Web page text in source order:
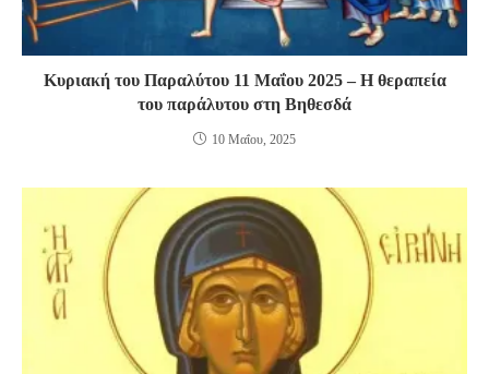
Κυριακή του Παραλύτου 11 Μαΐου 2025 – Η θεραπεία
του παράλυτου στη Βηθεσδά
10 Μαΐου, 2025